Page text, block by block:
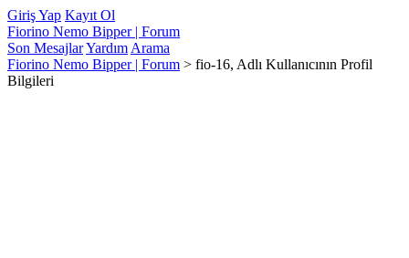
Giriş Yap Kayıt Ol
Fiorino Nemo Bipper | Forum
Son MesajlarYardım Arama
Fiorino Nemo Bipper | Forum > fio-16, Adlı Kullanıcının Profil
Bilgileri